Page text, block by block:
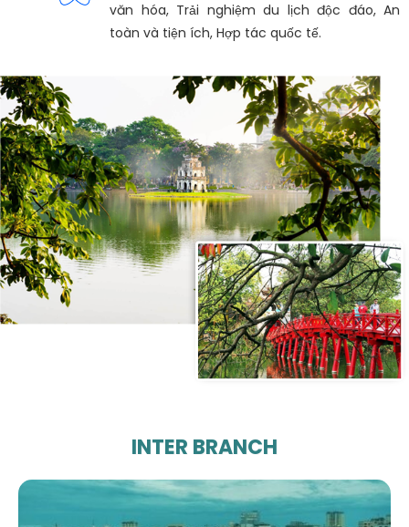
văn hóa, Trải nghiệm du lịch độc đáo, An
toàn và tiện ích, Hợp tác quốc tế.
INTER BRANCH